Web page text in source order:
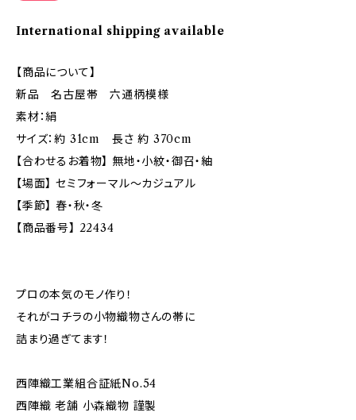
International shipping available
【商品について】
新品 名古屋帯 六通柄模様
素材：絹
サイズ：約 31cm 長さ 約 370cm
【合わせるお着物】 無地・小紋・御召・紬
【場面】 セミフォーマル～カジュアル
【季節】 春・秋・冬
【商品番号】 22434
プロの本気のモノ作り！
それがコチラの小物織物さんの帯に
詰まり過ぎてます！
西陣織工業組合証紙No.54
西陣織 老舗 小森織物 謹製